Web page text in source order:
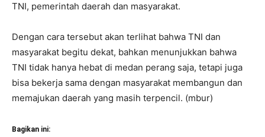
TNI, pemerintah daerah dan masyarakat.
Dengan cara tersebut akan terlihat bahwa TNI dan
masyarakat begitu dekat, bahkan menunjukkan bahwa
TNI tidak hanya hebat di medan perang saja, tetapi juga
bisa bekerja sama dengan masyarakat membangun dan
memajukan daerah yang masih terpencil. (mbur)
Bagikan ini: